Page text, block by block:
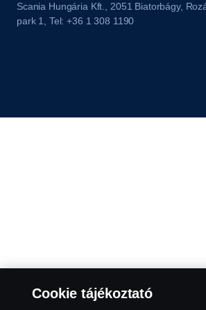
Scania Hungária Kft., 2051 Biatorbágy,
park 1, Tel: +36 1 308 1190
Cookie tájékoztató